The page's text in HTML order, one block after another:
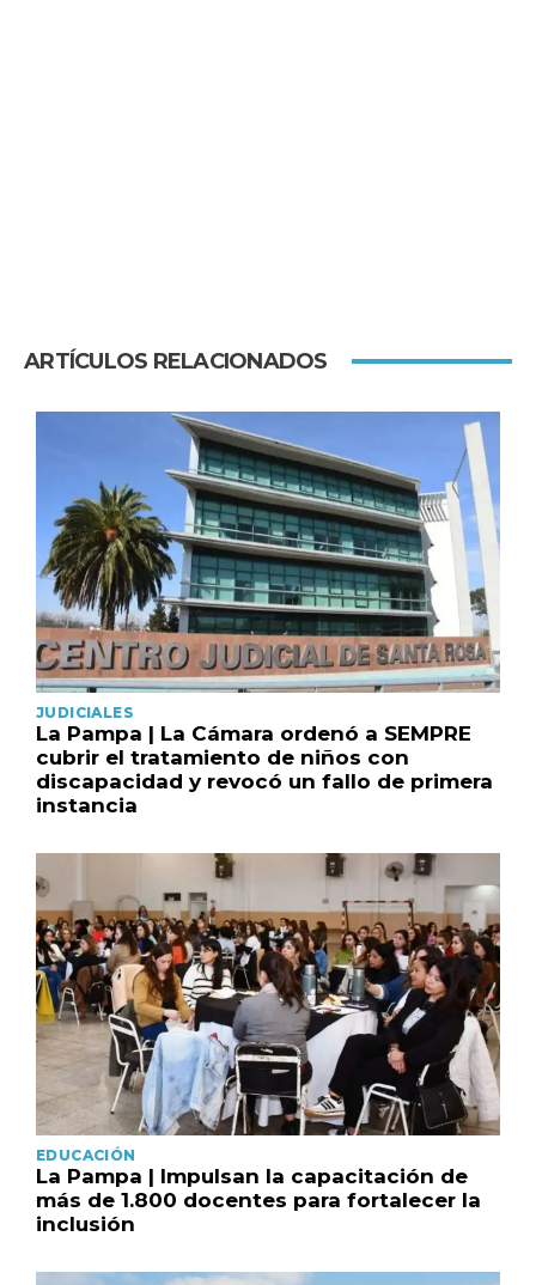
ARTÍCULOS RELACIONADOS
JUDICIALES
La Pampa | La Cámara ordenó a SEMPRE
cubrir el tratamiento de niños con
discapacidad y revocó un fallo de primera
instancia
EDUCACIÓN
La Pampa | Impulsan la capacitación de
más de 1.800 docentes para fortalecer la
inclusión